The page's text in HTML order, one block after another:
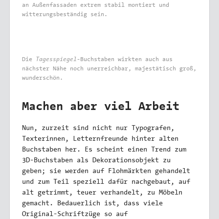
an Außenfassaden extrem stabil montiert und
witterungsbeständig sein.
Die Tagesspiegel-Buchstaben wirkten auch aus
nächster Nähe noch unerreichbar, majestätisch groß,
wunderschön.
Machen aber viel Arbeit
Nun, zurzeit sind nicht nur Typografen,
Texterinnen, Letternfreunde hinter alten
Buchstaben her. Es scheint einen Trend zum
3D-Buchstaben als Dekorationsobjekt zu
geben; sie werden auf Flohmärkten gehandelt
und zum Teil speziell dafür nachgebaut, auf
alt getrimmt, teuer verhandelt, zu Möbeln
gemacht. Bedauerlich ist, dass viele
Original-Schriftzüge so auf